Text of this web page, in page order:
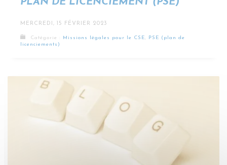
PLAN DE LICENCIEMENT (PSE)
MERCREDI, 15 FÉVRIER 2023
Catégorie : Missions légales pour le CSE, PSE (plan de
licenciements)